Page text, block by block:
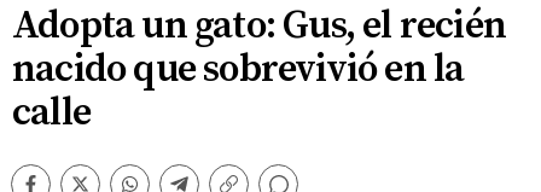
Adopta un gato: Gus, el recién
nacido que sobrevivió en la
calle